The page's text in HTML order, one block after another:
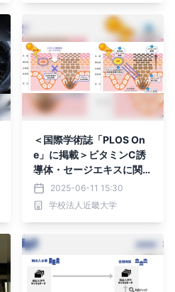
＜国際学術誌「PLOS On
e」に掲載＞ビタミンC誘
導体・セージエキスに関す
る新知見 ～シミの一
因"慢性炎症"を防ぐ世界初
のシミ対策～
2025-06-11 15:30
学校法人近畿大学